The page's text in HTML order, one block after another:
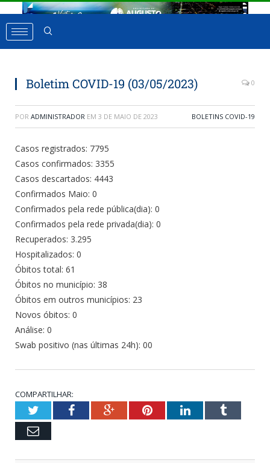
Boletim COVID-19 (03/05/2023) 0
POR ADMINISTRADOR EM 3 DE MAIO DE 2023 BOLETINS COVID-19
Casos registrados: 7795
Casos confirmados: 3355
Casos descartados: 4443
Confirmados Maio: 0
Confirmados pela rede pública(dia): 0
Confirmados pela rede privada(dia): 0
Recuperados: 3.295
Hospitalizados: 0
Óbitos total: 61
Óbitos no município: 38
Óbitos em outros municípios: 23
Novos óbitos: 0
Análise: 0
Swab positivo (nas últimas 24h): 00
COMPARTILHAR:
TwitterFacebookGoogle+Pinterest
LinkedIn
Email